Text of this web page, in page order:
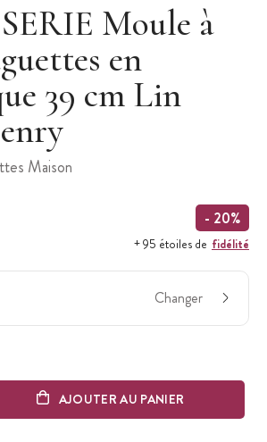
Moule à
en
39 cm Lin
Maison
- 20%
+ 95 étoiles de fidélité
Changer
AJOUTER AU PANIER